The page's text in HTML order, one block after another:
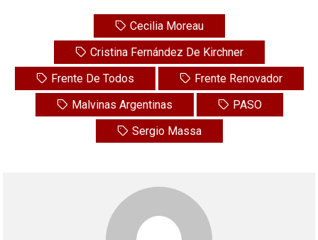
Cecilia Moreau
Cristina Fernández De Kirchner
Frente De Todos
Frente Renovador
Malvinas Argentinas
PASO
Sergio Massa